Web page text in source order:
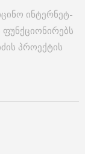
ინტერნეტ-
პროექტის